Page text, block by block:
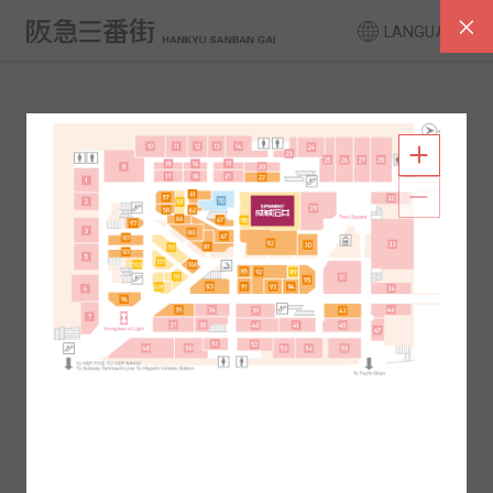
LANGUAGE
FLOOR GUIDE
South Area North Area